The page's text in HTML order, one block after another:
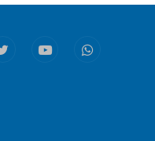
TwitterYoutubeWhatsapp